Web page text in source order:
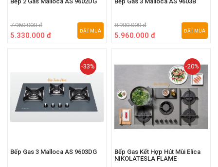
Bếp 2 Gas Malloca AS 9602DG
7.960.000 đ
5.330.000 đ
ĐẶT MUA
Bếp Gas 3 Malloca AS 9603B
8.900.000 đ
5.960.000 đ
ĐẶT MUA
-33%
Bếp Gas 3 Malloca AS 9603DG
-20%
Bếp Gas Kết Hợp Hút Mùi Elica
NIKOLATESLA FLAME